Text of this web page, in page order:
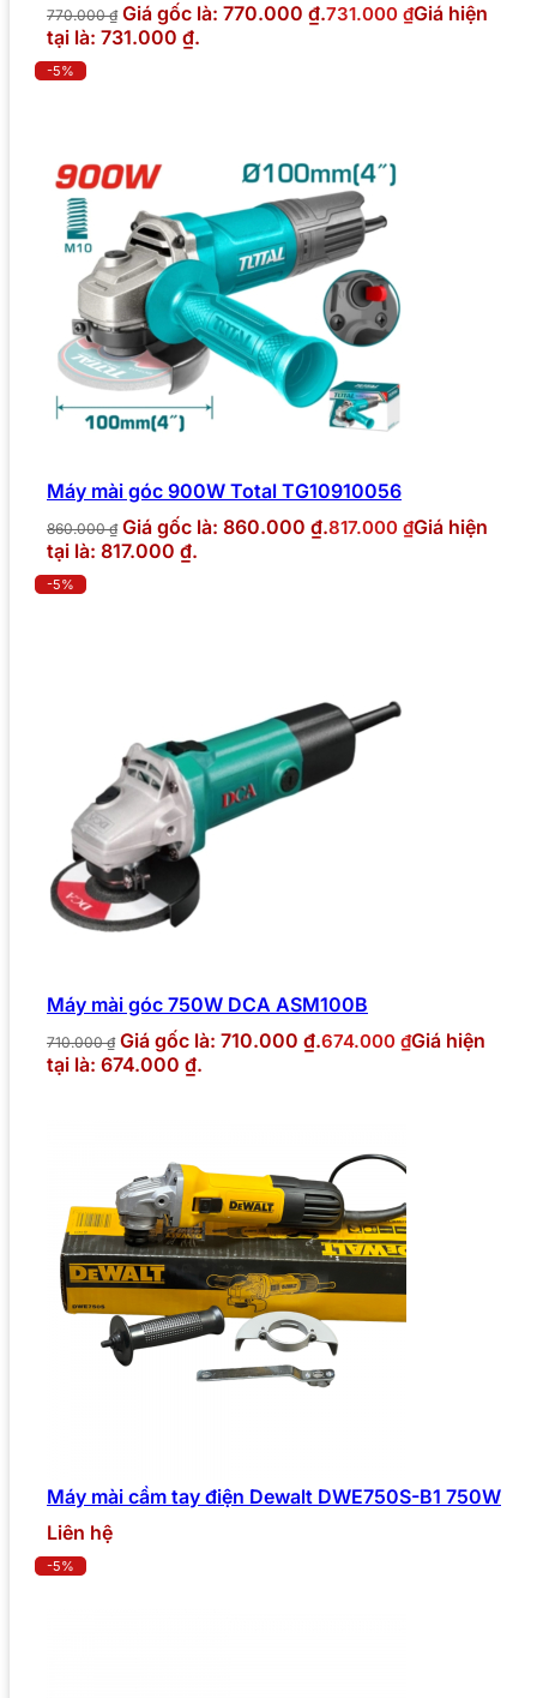
770.000₫ Giá gốc là: 770.000 ₫.731.000 ₫Giá hiện
tại là: 731.000 ₫.
-5%
Máy mài góc 900W Total TG10910056
860.000₫ Giá gốc là: 860.000 ₫.817.000 ₫Giá hiện
tại là: 817.000 ₫.
-5%
Máy mài góc 750W DCA ASM100B
710.000₫ Giá gốc là: 710.000 ₫.674.000 ₫Giá hiện
tại là: 674.000 ₫.
Máy mài cầm tay điện Dewalt DWE750S-B1 750W
Liên hệ
-5%